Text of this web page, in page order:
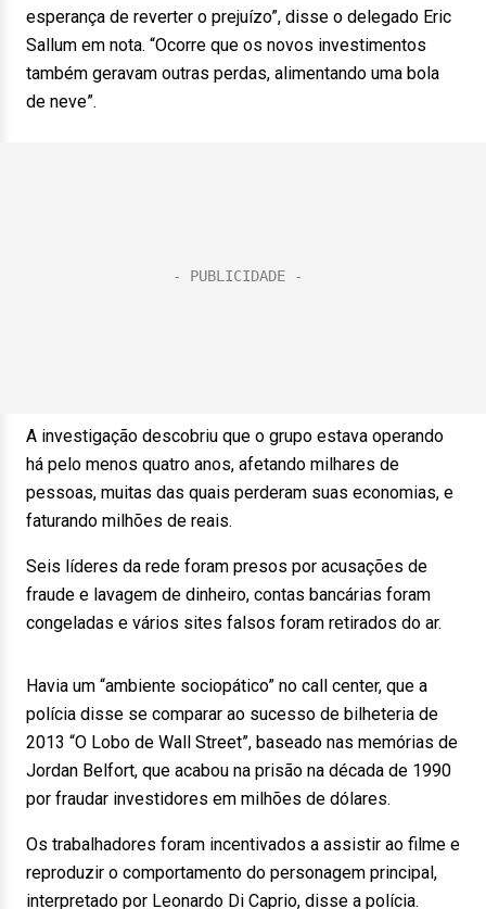
esperança de reverter o prejuízo”, disse o delegado Eric
Sallum em nota. “Ocorre que os novos investimentos
também geravam outras perdas, alimentando uma bola
de neve”.
A investigação descobriu que o grupo estava operando
há pelo menos quatro anos, afetando milhares de
pessoas, muitas das quais perderam suas economias, e
faturando milhões de reais.
Seis líderes da rede foram presos por acusações de
fraude e lavagem de dinheiro, contas bancárias foram
congeladas e vários sites falsos foram retirados do ar.
Havia um “ambiente sociopático” no call center, que a
polícia disse se comparar ao sucesso de bilheteria de
2013 “O Lobo de Wall Street”, baseado nas memórias de
Jordan Belfort, que acabou na prisão na década de 1990
por fraudar investidores em milhões de dólares.
Os trabalhadores foram incentivados a assistir ao filme e
reproduzir o comportamento do personagem principal,
interpretado por Leonardo Di Caprio, disse a polícia.